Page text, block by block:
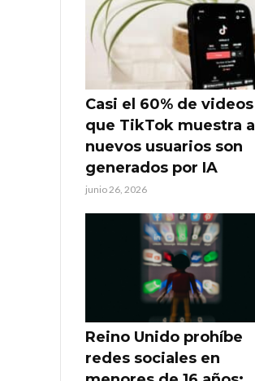
Casi el 60% de videos
que TikTok muestra a
nuevos usuarios son
generados por IA
junio 26, 2026
Reino Unido prohíbe
redes sociales en